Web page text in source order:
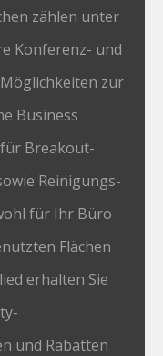
zählen unter
Konferenz- und
zur
Business
Breakout-
Reinigungs-
für Ihr Büro
Flächen
erhalten Sie
und Rabatten